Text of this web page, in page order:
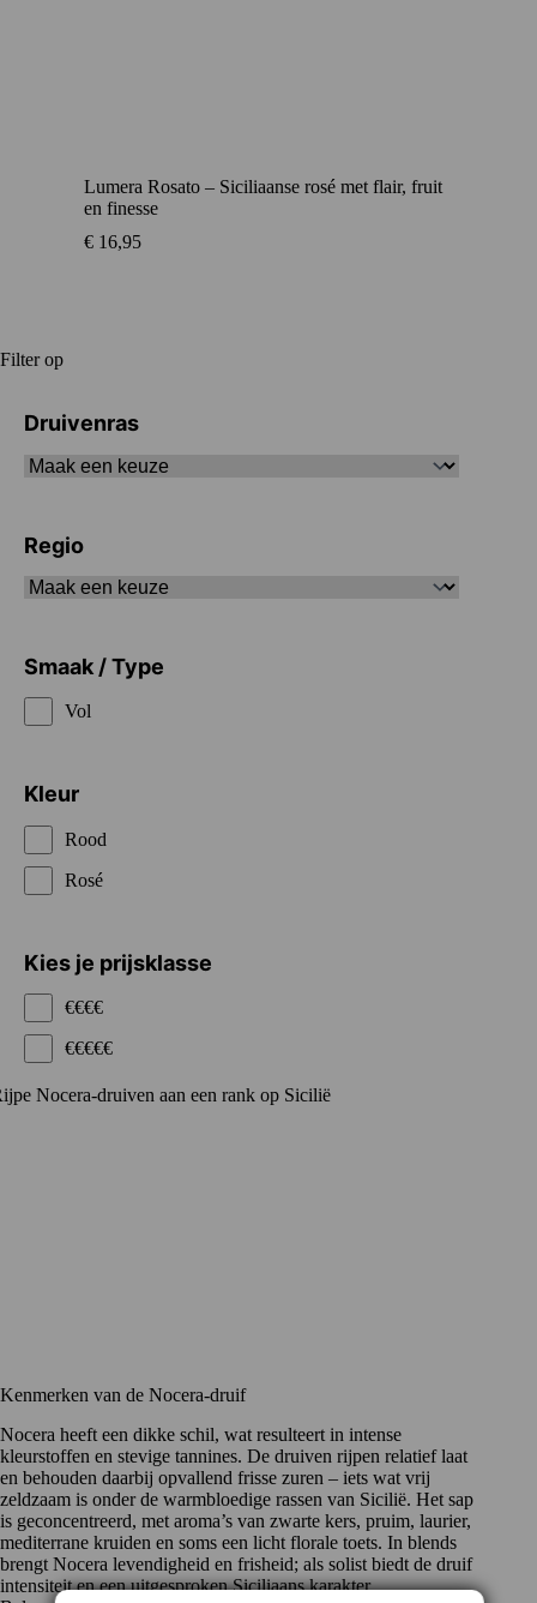
Lumera Rosato – Siciliaanse rosé met flair, fruit
en finesse
€ 16,95
Filter op
Druivenras
Regio
Smaak / Type
Vol
Kleur
Rood
Rosé
Kies je prijsklasse
€€€€
€€€€€
Kenmerken van de Nocera-druif
Nocera heeft een dikke schil, wat resulteert in intense
kleurstoffen en stevige tannines. De druiven rijpen relatief laat
en behouden daarbij opvallend frisse zuren – iets wat vrij
zeldzaam is onder de warmbloedige rassen van Sicilië. Het sap
is geconcentreerd, met aroma’s van zwarte kers, pruim, laurier,
mediterrane kruiden en soms een licht florale toets. In blends
brengt Nocera levendigheid en frisheid; als solist biedt de druif
intensiteit en een uitgesproken Siciliaans karakter.